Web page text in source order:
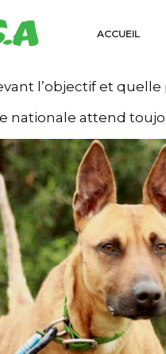
ACCUEIL
l’objectif et
nationale attend